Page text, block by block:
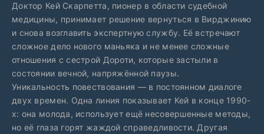
Доктор Кей Скарпетта, пионер в области судебной
медицины, принимает решение вернуться в Вирджинию
и снова возглавить экспертную службу. Её встречают
сложное дело нового маньяка и не менее сложные
отношения с сестрой Дороти, которые застыли в
состоянии вечной, напряжённой паузы.
Уникальность повествования — в постоянном диалоге
двух времен. Одна линия показывает Кей в конце 1990-
х: она молода, использует ещё несовершенные методы,
но её глаза горят жаждой справедливости. Другая